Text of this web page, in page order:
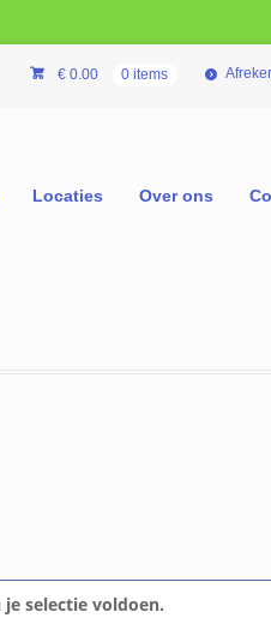
€0.00 0 items
Locaties Over ons
selectie voldoen.